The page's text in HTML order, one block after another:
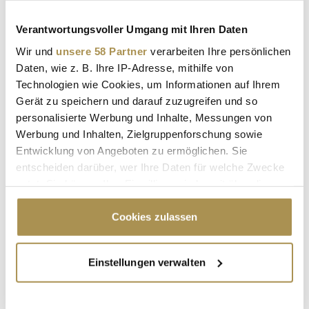
Verantwortungsvoller Umgang mit Ihren Daten
Wir und unsere 58 Partner verarbeiten Ihre persönlichen
Daten, wie z. B. Ihre IP-Adresse, mithilfe von
Technologien wie Cookies, um Informationen auf Ihrem
Gerät zu speichern und darauf zuzugreifen und so
personalisierte Werbung und Inhalte, Messungen von
Werbung und Inhalten, Zielgruppenforschung sowie
Entwicklung von Angeboten zu ermöglichen. Sie
entscheiden darüber, wer Ihre Daten für welche Zwecke
Cookie-Erklärung oder durch Klicken auf das Privacy
Trigger Symbol ändern oder widerrufen
Informationen über Ihre geografische Lage
erfassen, welche bis auf einige Meter genau sein
Cookies zulassen
Einstellungen verwalten
ABSENDEN
* Pflichtfelder.
LEADERSNET.TV
LAUTSCHALTEN